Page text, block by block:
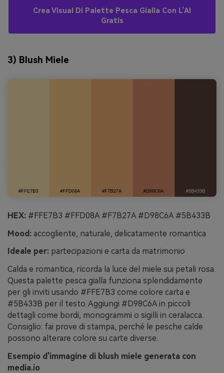
Crea Visual Di Palette Pesca Gialla Con L’AI
Gratis
3) Blush Miele
HEX: #FFE7B3 #FFD08A #F7B27A #D98C6A #5B433B
Mood: accogliente, naturale, delicatamente romantica
Ideale per: partecipazioni e carta da matrimonio
Calda e romantica, ricorda la luce del miele sui petali rosa.
Questa palette pesca gialla funziona splendidamente
per gli inviti usando #FFE7B3 come colore carta e
#5B433B per il testo. Aggiungi #D98C6A in piccoli
dettagli come bordi, monogrammi o sigilli in ceralacca.
Consiglio: fai prove di stampa, perché le pesche calde
possono alterare colore su carte diverse.
Esempio d'immagine di blush miele generata con
media.io